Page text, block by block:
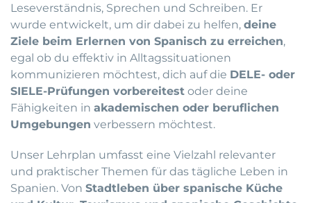
Leseverständnis, Sprechen und Schreiben. Er
wurde entwickelt, um dir dabei zu helfen, deine
Ziele beim Erlernen von Spanisch zu erreichen,
egal ob du effektiv in Alltagssituationen
kommunizieren möchtest, dich auf die DELE- oder
SIELE-Prüfungen vorbereitest oder deine
Fähigkeiten in akademischen oder beruflichen
Umgebungen verbessern möchtest.
Unser Lehrplan umfasst eine Vielzahl relevanter
und praktischer Themen für das tägliche Leben in
Spanien. Von Stadtleben über spanische Küche